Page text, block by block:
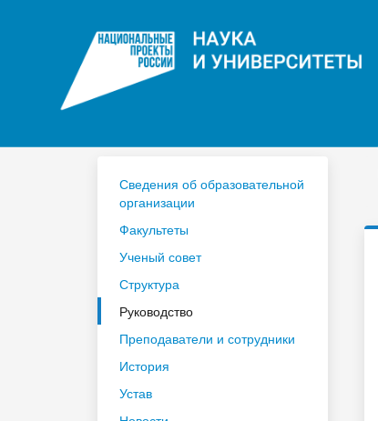
Расписание
Год педагога и наставника 2023
Сведения об образовательной
организации
Факультеты
Ученый совет
Структура
Руководство
Преподаватели и сотрудники
История
Устав